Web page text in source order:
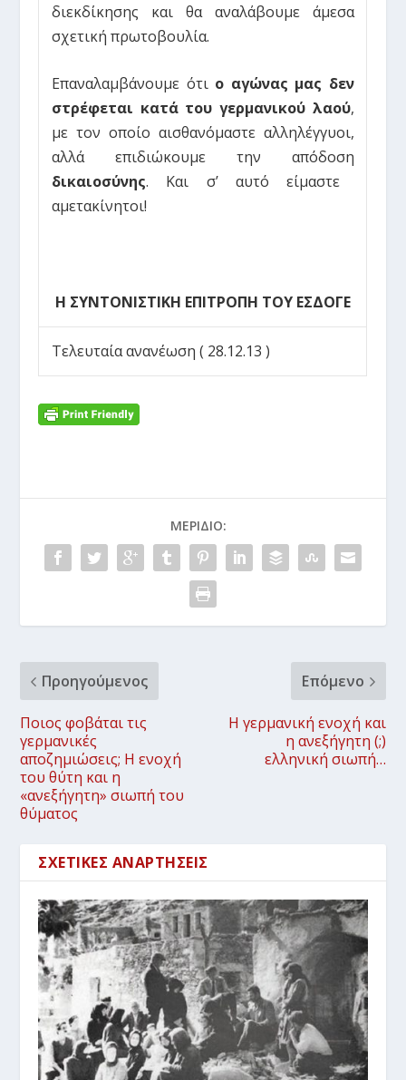
διεκδίκησης και θα αναλάβουμε άμεσα
σχετική πρωτοβουλία.
Επαναλαμβάνουμε ότιο αγώνας μας δεν
στρέφεται κατά του γερμανικού λαού,
με τον οποίο αισθανόμαστε αλληλέγγυοι,
αλλά επιδιώκουμε την απόδοση
δικαιοσύνης. Και σ’ αυτό είμαστε
αμετακίνητοι!
Η ΣΥΝΤΟΝΙΣΤΙΚΗ ΕΠΙΤΡΟΠΗ ΤΟΥ ΕΣΔΟΓΕ
Τελευταία ανανέωση ( 28.12.13 )
ΜΕΡΊΔΙΟ:
Προηγούμενος
Ποιος φοβάται τις
γερμανικές
αποζημιώσεις; Η ενοχή
του θύτη και η
«ανεξήγητη» σιωπή του
θύματος
Επόμενο
Η γερμανική ενοχή και
η ανεξήγητη (;)
ελληνική σιωπή…
ΣΧΕΤΙΚΈΣ ΑΝΑΡΤΉΣΕΙΣ